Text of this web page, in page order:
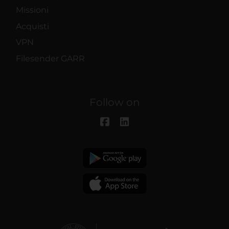
Missioni
Acquisti
VPN
Filesender GARR
Follow on